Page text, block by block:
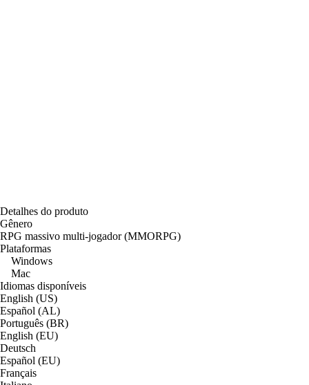
Detalhes do produto
Gênero
RPG massivo multi-jogador (MMORPG)
Plataformas
Windows
Mac
Idiomas disponíveis
English (US)
Español (AL)
Português (BR)
English (EU)
Deutsch
Español (EU)
Français